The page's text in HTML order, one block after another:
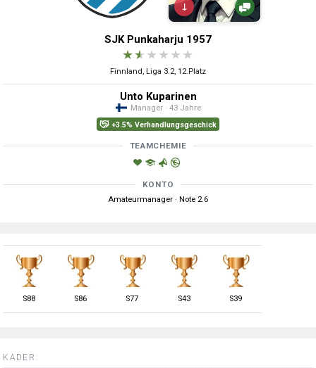
↓
SJK Punkaharju 1957
★★ ★ ★ ★ ★
Finnland, Liga 3.2, 12.Platz
Unto Kuparinen
Manager · 43 Jahre
+3.5% Verhandlungsgeschick
TEAMCHEMIE
KONTO
Amateurmanager · Note 2.6
S88 S86 S77 S43 S39
KADER: